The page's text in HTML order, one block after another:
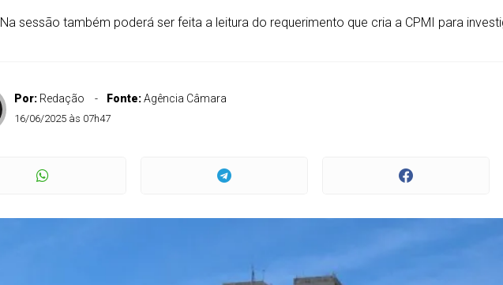
Na sessão também poderá ser feita a leitura do requerimento que cria a CPMI para
Por: Redação Fonte:Agência Câmara
16/06/2025 às 07h47